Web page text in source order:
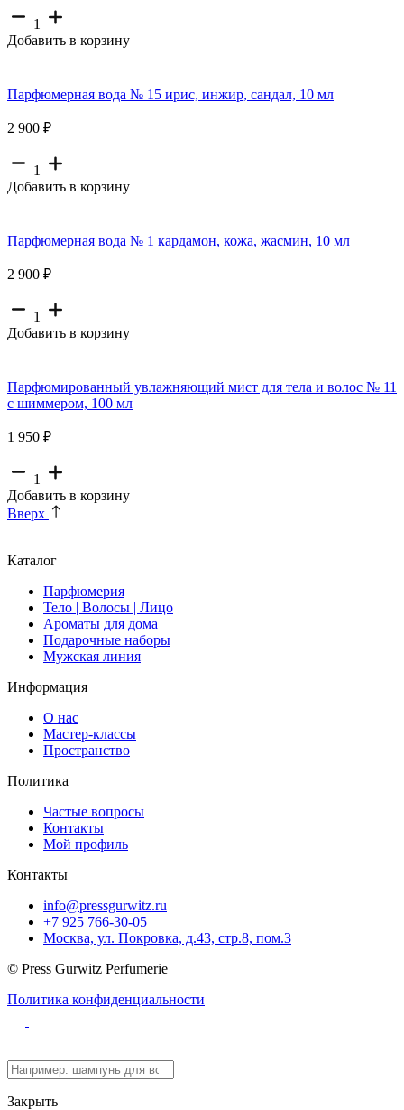
1
Добавить в корзину
Парфюмерная вода № 15 ирис, инжир, сандал, 10 мл
2 900 ₽
1
Добавить в корзину
Парфюмерная вода № 1 кардамон, кожа, жасмин, 10 мл
2 900 ₽
1
Добавить в корзину
Парфюмированный увлажняющий мист для тела и волос № 11
с шиммером, 100 мл
1 950 ₽
1
Добавить в корзину
Вверх
Каталог
Парфюмерия
Тело | Волосы | Лицо
Ароматы для дома
Подарочные наборы
Мужская линия
Информация
О нас
Мастер-классы
Пространство
Политика
Частые вопросы
Контакты
Мой профиль
Контакты
info@pressgurwitz.ru
+7 925 766-30-05
Москва, ул. Покровка, д.43, стр.8, пом.3
© Press Gurwitz Perfumerie
Политика конфиденциальности
Закрыть